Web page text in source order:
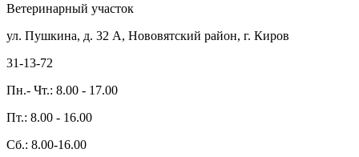
Ветеринарный участок
ул. Пушкина, д. 32 А, Нововятский район, г. Киров
31-13-72
Пн.- Чт.: 8.00 - 17.00
Пт.: 8.00 - 16.00
Сб.: 8.00-16.00